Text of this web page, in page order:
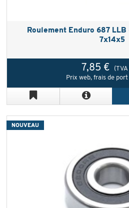
Roulement Enduro 687
7x14x5
7,85 €
Prix web, frais de
NOUVEAU